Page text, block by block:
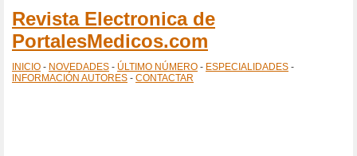
Revista Electronica de
PortalesMedicos.com
INICIO - NOVEDADES - ÚLTIMO NÚMERO - ESPECIALIDADES -
INFORMACIÓN AUTORES - CONTACTAR